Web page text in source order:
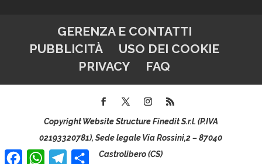
GERENZA E CONTATTI
PUBBLICITÀ
USO DEI COOKIE
PRIVACY
FAQ
Copyright Website Structure Finedit S.r.l. (P.IVA
02193320781), Sede legale Via Rossini,2 – 87040
Castrolibero (CS)
Facebook
WhatsAppTelegram
Condividi